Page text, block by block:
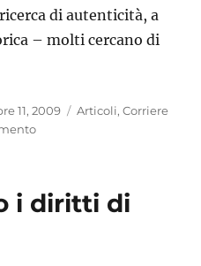
di autenticità, a
– molti cercano di
11, 2009 Categorie
Articoli,Corriere
su
Avellino
i diritti di